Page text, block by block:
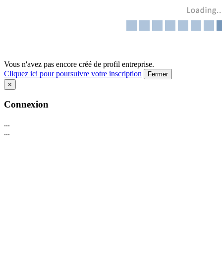
Vous n'avez pas encore créé de profil entreprise.
Cliquez ici pour poursuivre votre inscription
Fermer
×
Connexion
...
...